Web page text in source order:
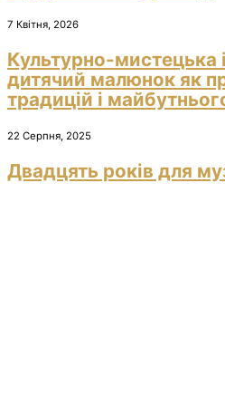
7 Квітня, 2026
Культурно-мистецька
дитячий малюнок як
традицій і
22 Серпня, 2025
Двадцять років для